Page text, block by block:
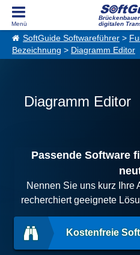
digitalen
SoftGuide Softwareführer >
Bezeichnung > Diagramm Editor
Diagramm Editor
Passende Software
Nennen Sie uns kurz Ihre
recherchiert geeignete
Kostenfreie